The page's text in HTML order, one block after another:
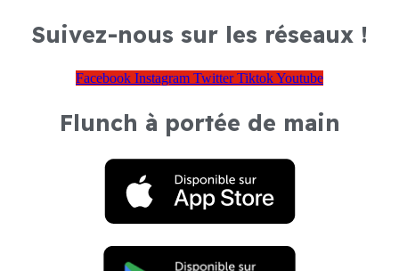
Suivez-nous sur les réseaux !
Facebook Instagram Twitter TiktokYoutube
Flunch à portée de main